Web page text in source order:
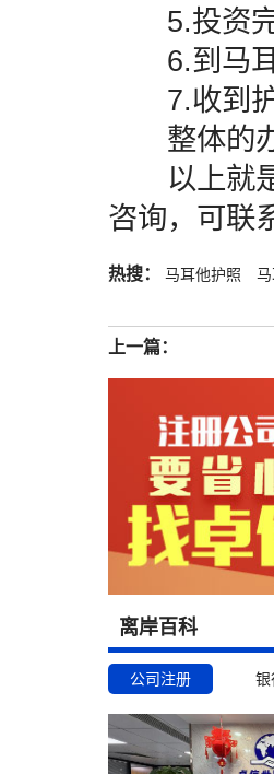
5.投资
6.到马耳
7.收到护
整体的办
以上就是
咨询，可联
热搜： 马耳他护照
上一篇：
离岸百科
公司注册 银